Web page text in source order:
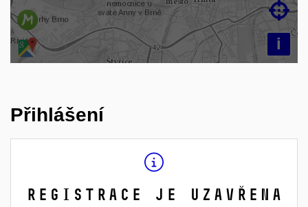
i

Přihlášení
Registrace je uzavřena